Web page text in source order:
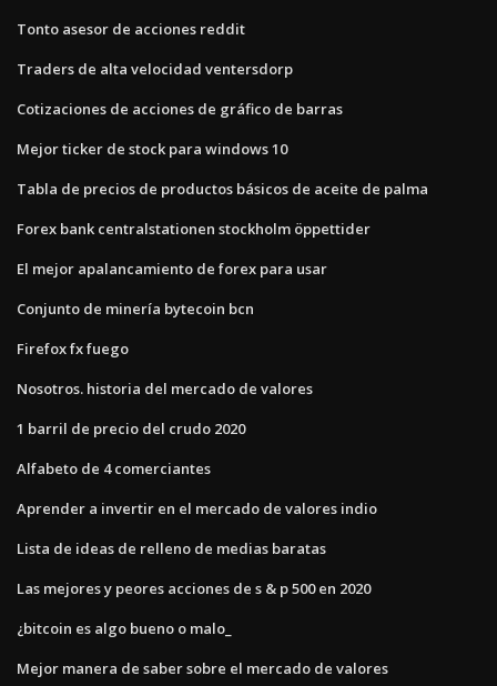
Tonto asesor de acciones reddit
Traders de alta velocidad ventersdorp
Cotizaciones de acciones de gráfico de barras
Mejor ticker de stock para windows 10
Tabla de precios de productos básicos de aceite de palma
Forex bank centralstationen stockholm öppettider
El mejor apalancamiento de forex para usar
Conjunto de minería bytecoin bcn
Firefox fx fuego
Nosotros. historia del mercado de valores
1 barril de precio del crudo 2020
Alfabeto de 4 comerciantes
Aprender a invertir en el mercado de valores indio
Lista de ideas de relleno de medias baratas
Las mejores y peores acciones de s & p 500 en 2020
¿bitcoin es algo bueno o malo_
Mejor manera de saber sobre el mercado de valores